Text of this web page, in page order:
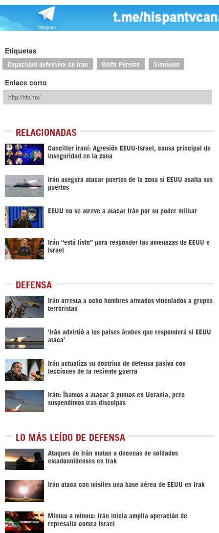
Etiquetas
Capacidad defensiva de Irán Golfo Pérsico Sionismo
Enlace corto
RELACIONADAS
Canciller iraní: Agresión EEUU-Israel, causa principal de
inseguridad en la zona
Irán asegura atacar puertos de la zona si EEUU asalta sus
puertos
EEUU no se atreve a atacar Irán por su poder militar
Irán “está listo” para responder las amenazas de EEUU e
Israel
DEFENSA
Irán arresta a ocho hombres armados vinculados a grupos
terroristas
‘Irán advirtió a los países árabes que responderá si EEUU
ataca’
Irán actualiza su doctrina de defensa pasiva con
lecciones de la reciente guerra
Irán: Íbamos a atacar 3 puntos en Ucrania, pero
suspendimos tras disculpas
LO MÁS LEÍDO DE DEFENSA
Ataques de Irán matan a decenas de soldados
estadounidenses en Irak
Irán ataca con misiles una base aérea de EEUU en Irak
Minuto a minuto: Irán inicia amplia operación de
represalia contra Israel